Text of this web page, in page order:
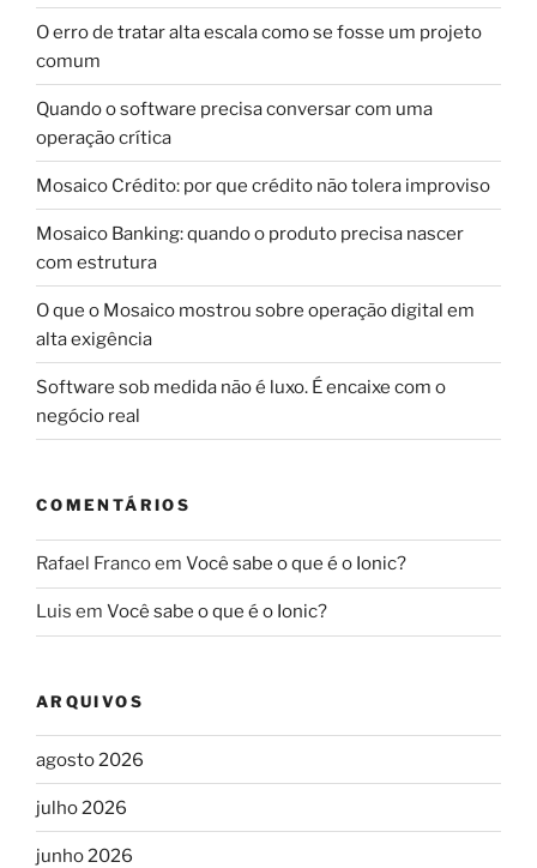
O erro de tratar alta escala como se fosse um projeto
comum
Quando o software precisa conversar com uma
operação crítica
Mosaico Crédito: por que crédito não tolera improviso
Mosaico Banking: quando o produto precisa nascer
com estrutura
O que o Mosaico mostrou sobre operação digital em
alta exigência
Software sob medida não é luxo. É encaixe com o
negócio real
COMENTÁRIOS
Rafael Francoem Você sabe o que é o Ionic?
Luis em Você sabe o que é o Ionic?
ARQUIVOS
agosto 2026
julho 2026
junho 2026